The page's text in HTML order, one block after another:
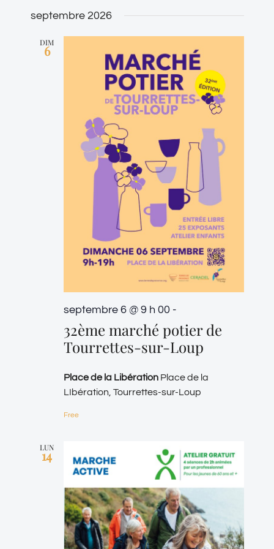
septembre 2026
DIM
6
septembre 6 @ 9 h 00 -
32ème marché potier de
Tourrettes-sur-Loup
Place de la Libération Place de la
LIbération, Tourrettes-sur-Loup
Free
LUN
14